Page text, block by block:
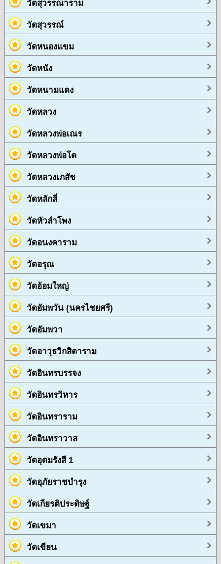
วัดสุวรรณาราม
วัดสุวรรณ์
วัดหนองแขม
วัดหนัง
วัดหนามแดง
วัดหลวง
วัดหลวงพ่อเณร
วัดหลวงพ่อโต
วัดหลวงเภสัช
วัดหลักสี่
วัดหัวลำโพง
วัดอนงคาราม
วัดอรุณ
วัดอ้อมใหญ่
วัดอัมพวัน (นครไชยศรี)
วัดอัมพวา
วัดอาวุธวิกสิตาราม
วัดอินทรบรรจง
วัดอินทรวิหาร
วัดอินทราราม
วัดอินทราวาส
วัดอุดมรังสี 1
วัดอุภัยราชบำรุง
วัดเกียรติประดิษฐ์
วัดเขมา
วัดเขียน